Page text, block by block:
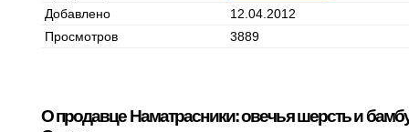
Добавлено
12.04.2012
Просмотров
3889
О продавце Наматрасники: овечья шерсть и